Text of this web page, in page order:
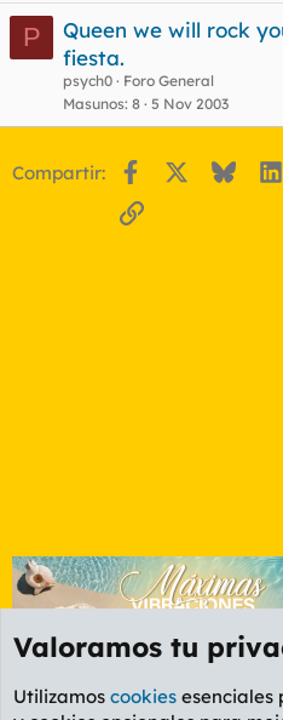
P
Queen we will rock
fiesta.
psych0
Foro General
Masunos 8 5 Nov 2003
Compartir: Facebook
Enlace
Valoramos tu
Utilizamos cookies esenciales